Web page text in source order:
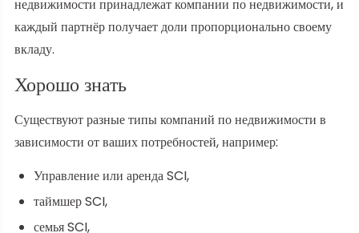
недвижимости принадлежат компании по недвижимости, и
каждый партнёр получает доли пропорционально своему
вкладу.
Хорошо знать
Существуют разные типы компаний по недвижимости в
зависимости от ваших потребностей, например:
Управление или аренда SCI,
таймшер SCI,
семья SCI,